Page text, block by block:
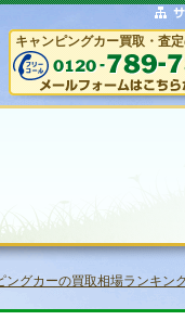
キャンピングカー買取・査
ングカーの買取相場ランキン